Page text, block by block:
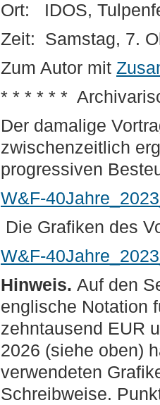
Ort: IDOS,
Zeit: Samstag, 7.
Zum Autor mit
* * * * * *
Der damalige
zwischenzeitlich
progressiven
W&F-
Die Grafiken des
W&F-
Hinweis. Auf den
englische Notation
zehntausend EUR
2026 (siehe oben)
verwendeten
Schreibweise.